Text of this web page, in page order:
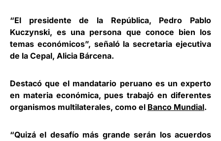
“El presidente de la República, Pedro Pablo
Kuczynski, es una persona que conoce bien los
temas económicos”, señaló la secretaria ejecutiva
de la Cepal, Alicia Bárcena.
Destacó que el mandatario peruano es un experto
en materia económica, pues trabajó en diferentes
organismos multilaterales, como el Banco Mundial.
“Quizá el desafío más grande serán los acuerdos